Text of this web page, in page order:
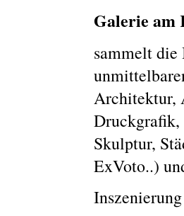
Galerie
sammelt
Architektur,
Skulptur,
ExVoto..)